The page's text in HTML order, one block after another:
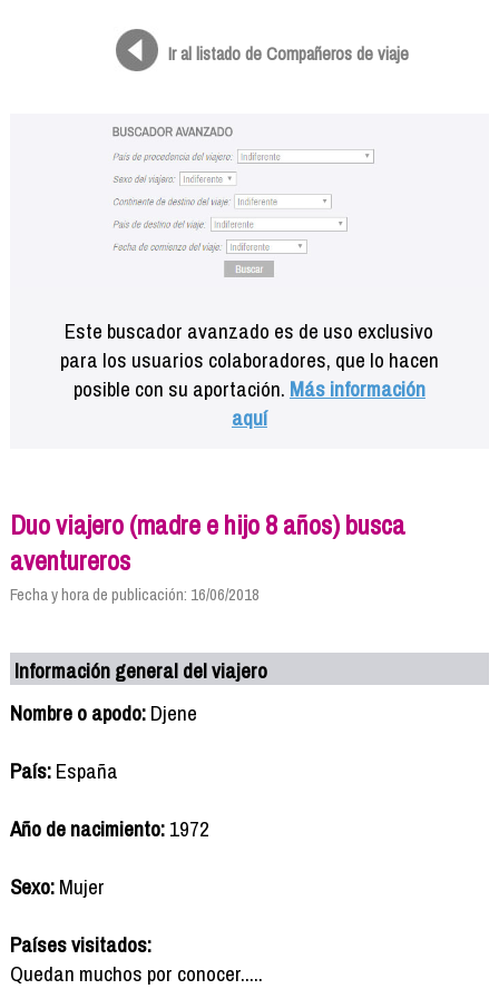
Ir al listado de Compañeros de viaje
Este buscador avanzado es de uso exclusivo
para los usuarios colaboradores, que lo hacen
posible con su aportación. Más información
aquí
Duo viajero (madre e hijo 8 años) busca
aventureros
Fecha y hora de publicación: 16/06/2018
Información general del viajero
Nombre o apodo:Djene
País:España
Año de nacimiento:1972
Sexo:Mujer
Países visitados:
Quedan muchos por conocer.....